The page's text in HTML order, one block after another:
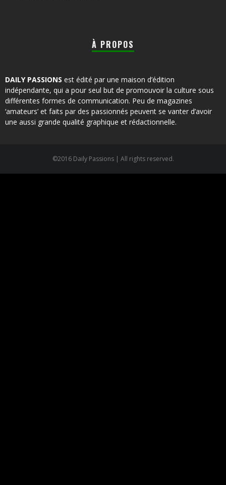
À PROPOS
DAILY PASSIONS est édité par une maison d’édition
indépendante, qui a pour seul but de promouvoir la culture sous
différentes formes de communication. Peu de magazines
‘amateurs’ et faits par des passionnés peuvent se vanter d’avoir
une aussi grande qualité graphique et rédactionnelle.
©2016 Daily Passions | All rights reserved.